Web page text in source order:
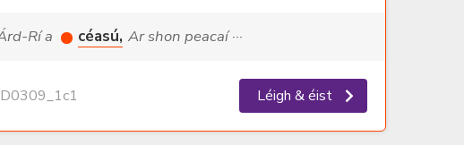
Rí a céasú, Ar shon peacaí ···
Léigh & éist